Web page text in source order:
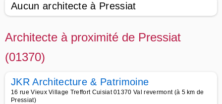
Aucun architecte à Pressiat
Architecte à proximité de Pressiat
(01370)
JKR Architecture & Patrimoine
16 rue Vieux Village Treffort Cuisiat 01370 Val revermont (à 5 km de
Pressiat)